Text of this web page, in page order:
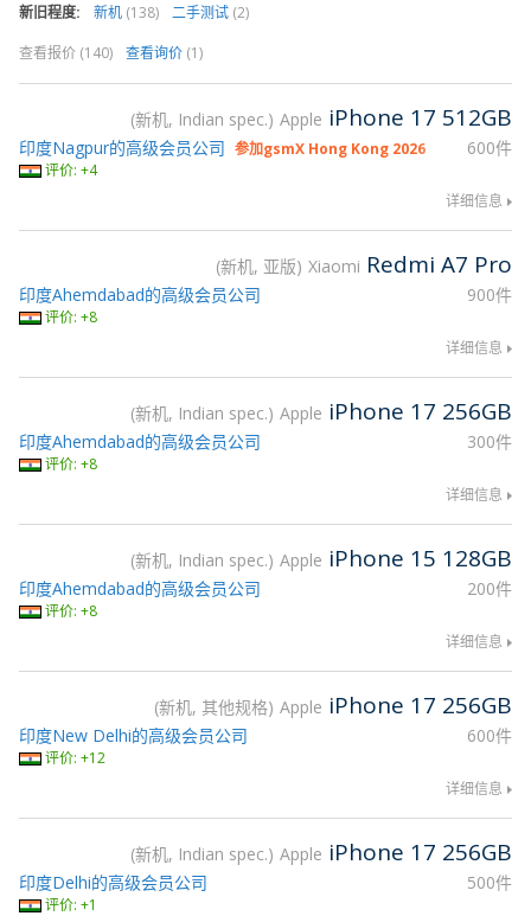
新旧程度: 新机 (138) 二手测试 (2)
查看报价 (140)
查看询价 (1)
新机, Indian spec. Apple iPhone 17 512GB
600件
印度Nagpur的高级会员公司 参加gsmX Hong Kong 2026
评价: +4
详细信息
新机, 亚版 Xiaomi Redmi A7 Pro
900件
印度Ahemdabad的高级会员公司
评价: +8
详细信息
新机, Indian spec. Apple iPhone 17 256GB
300件
印度Ahemdabad的高级会员公司
评价: +8
详细信息
新机, Indian spec. Apple iPhone 15 128GB
200件
印度Ahemdabad的高级会员公司
评价: +8
详细信息
新机, 其他规格 Apple iPhone 17 256GB
600件
印度New Delhi的高级会员公司
评价: +12
详细信息
新机, Indian spec. Apple iPhone 17 256GB
500件
印度Delhi的高级会员公司
评价: +1